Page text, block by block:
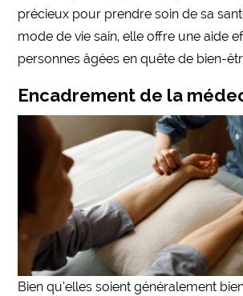
précieux pour prendre soin de sa
mode de vie sain, elle offre une aide
personnes âgées en quête de bien-
Encadrement de la
Bien qu’elles soient généralement